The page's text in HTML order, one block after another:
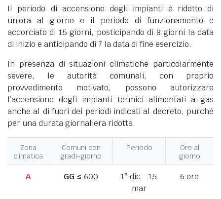
Il periodo di accensione degli impianti è ridotto di
un’ora al giorno e il periodo di funzionamento è
accorciato di 15 giorni, posticipando di 8 giorni la data
di inizio e anticipando di 7 la data di fine esercizio.
In presenza di situazioni climatiche particolarmente
severe, le autorità comunali, con proprio
provvedimento motivato, possono autorizzare
l’accensione degli impianti termici alimentati a gas
anche al di fuori dei periodi indicati al decreto, purché
per una durata giornaliera ridotta.
Zona
climatica
Comuni con
gradi-giorno
Periodo
Ore al
giorno
A GG ≤ 600
1° dic - 15
mar
6 ore